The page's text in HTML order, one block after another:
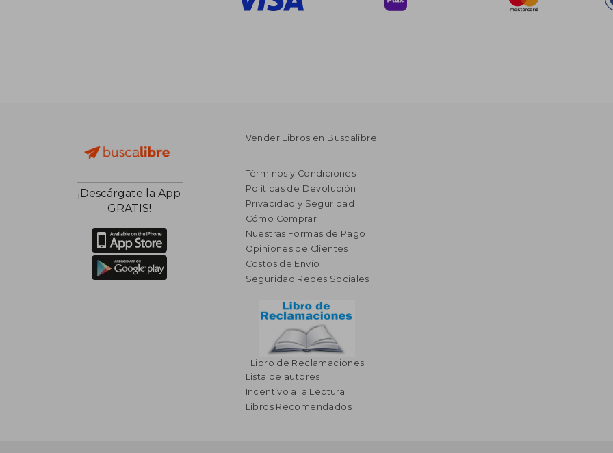
¡Descárgate la App
GRATIS!
Vender Libros en Buscalibre
Términos y Condiciones
Políticas de Devolución
Privacidad y Seguridad
Cómo Comprar
Nuestras Formas de Pago
Opiniones de Clientes
Costos de Envío
Seguridad Redes Sociales
Libro de Reclamaciones
Lista de autores
Incentivo a la Lectura
Libros Recomendados